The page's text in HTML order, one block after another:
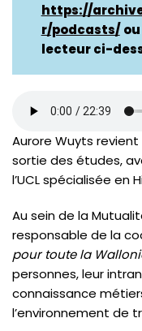
https://
r/podcasts/
lecteur ci-
Aurore Wuyts
sortie des études,
l’UCL spécialisée en
Au sein de la
responsable de la
pour toute la
personnes, leur
connaissance
l’environnement de